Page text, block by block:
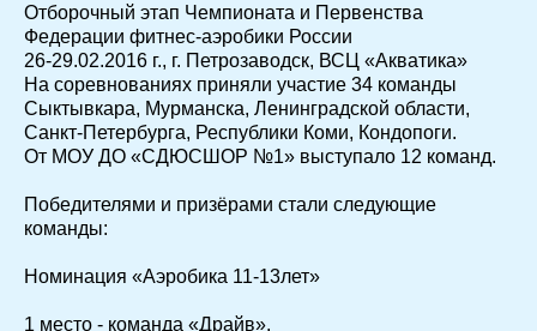
Отборочный этап Чемпионата и Первенства
Федерации фитнес-аэробики России
26-29.02.2016 г., г. Петрозаводск, ВСЦ «Акватика»
На соревнованиях приняли участие 34 команды
Сыктывкара, Мурманска, Ленинградской области,
Санкт-Петербурга, Республики Коми, Кондопоги.
От МОУ ДО «СДЮСШОР №1» выступало 12 команд.
Победителями и призёрами стали следующие
команды:
Номинация «Аэробика 11-13лет»
1 место - команда «Драйв»,